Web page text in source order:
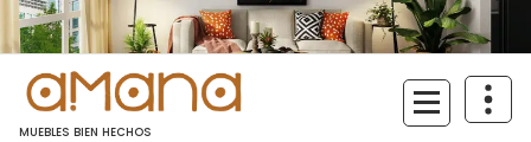
Saltar
al
contenido
MUEBLES BIEN HECHOS